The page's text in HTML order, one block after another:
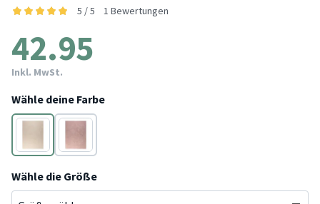
5 / 5 1 Bewertungen
42.95
Inkl. MwSt.
Wähle deine Farbe
Creme
Rosa
Wähle die Größe